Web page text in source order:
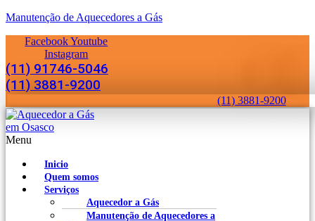
Manutenção de Aquecedores a Gás
FacebookYoutube
Instagram
(11) 91746-5046
(11) 3881-9200
(11) 3881-9200
Menu
Inicio
Quem somos
Serviços
Aquecedor a Gás
Manutenção de Aquecedores a